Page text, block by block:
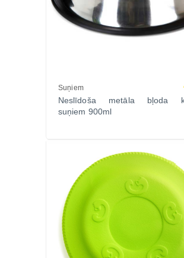
Suņiem
Neslīdoša metāla bļoda
suņiem 900ml